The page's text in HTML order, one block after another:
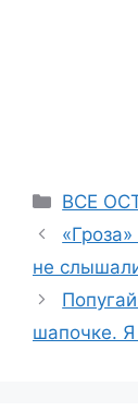
ВСЕ
не
шапочке. Я